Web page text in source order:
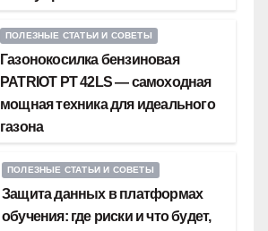
ПОЛЕЗНЫЕ СТАТЬИ И СОВЕТЫ
Газонокосилка бензиновая
PATRIOT PT 42LS — самоходная
мощная техника для идеального
газона
ПОЛЕЗНЫЕ СТАТЬИ И СОВЕТЫ
Защита данных в платформах
обучения: где риски и что будет,